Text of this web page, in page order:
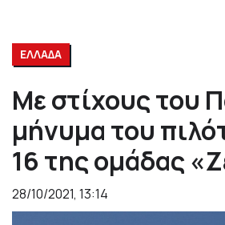
ΕΛΛΑΔΑ
Με στίχους του
μήνυμα του
16 της ομάδας
28/10/2021, 13:14